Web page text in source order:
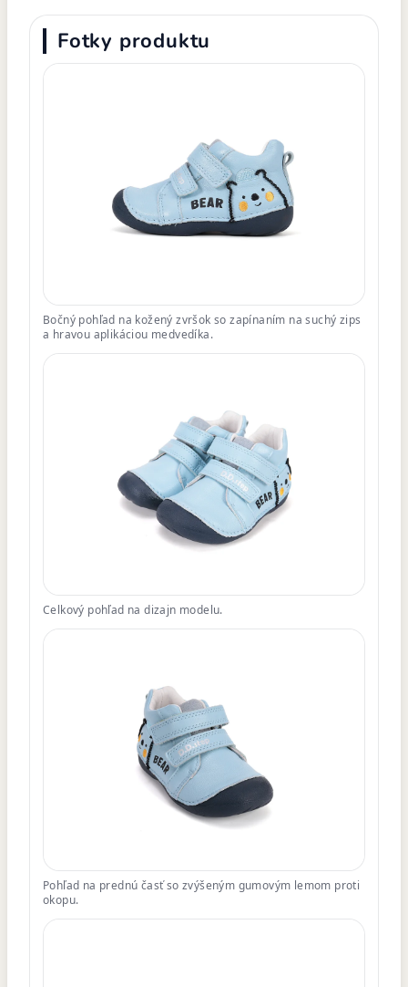
Fotky produktu
Bočný pohľad na kožený zvršok so zapínaním na suchý zips
a hravou aplikáciou medvedíka.
Celkový pohľad na dizajn modelu.
Pohľad na prednú časť so zvýšeným gumovým lemom proti
okopu.